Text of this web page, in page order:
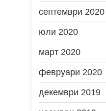
септември 2020
юли 2020
март 2020
февруари 2020
декември 2019